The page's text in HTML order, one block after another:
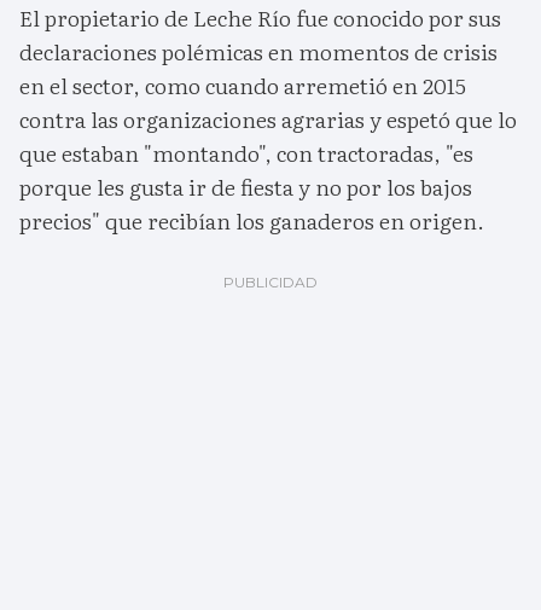
El propietario de Leche Río fue conocido por sus
declaraciones polémicas en momentos de crisis
en el sector, como cuando arremetió en 2015
contra las organizaciones agrarias y espetó que lo
que estaban "montando", con tractoradas, "es
porque les gusta ir de fiesta y no por los bajos
precios" que recibían los ganaderos en origen.